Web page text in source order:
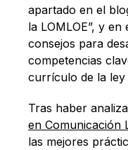
apartado en el
la LOMLOE”, y
consejos para
competencias
currículo de la ley
Tras haber
en Comunicación
las mejores